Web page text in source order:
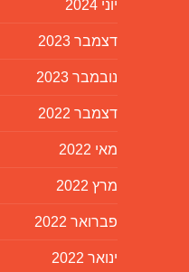
יוני 2024
דצמבר 2023
נובמבר 2023
דצמבר 2022
מאי 2022
מרץ 2022
פברואר 2022
ינואר 2022